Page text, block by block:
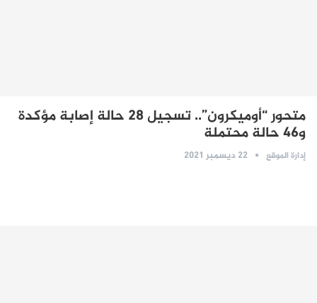
متحور “أوميكرون”.. تسجيل 28 حالة إصابة مؤكدة
و46 حالة محتملة
إدارة الموقع 22 ديسمبر 2021